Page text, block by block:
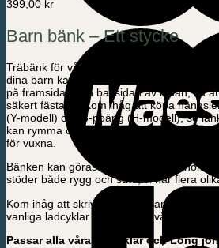
399,00 kr
Barn bänk – Ett stycke
Träbänk för våra lådcyklar. Praktisk barn
dina barn kan sitta säkert och bekvämt.
på framsidan och baksidan av lådan, så
säkert fästade. Kom ihåg att köpa
(Y-modell) och 3-poäng (H-modell), se
kan rymma ca. 50 kg fördelat på två barn
för vuxna.
Bänken kan göras extra bekväm genom
stöder både rygg och säte, vi har flera
Kom ihåg att skriva i
vanliga ladcyklar utan el eller vår el.
Passar alla våra lådcyklar och Long